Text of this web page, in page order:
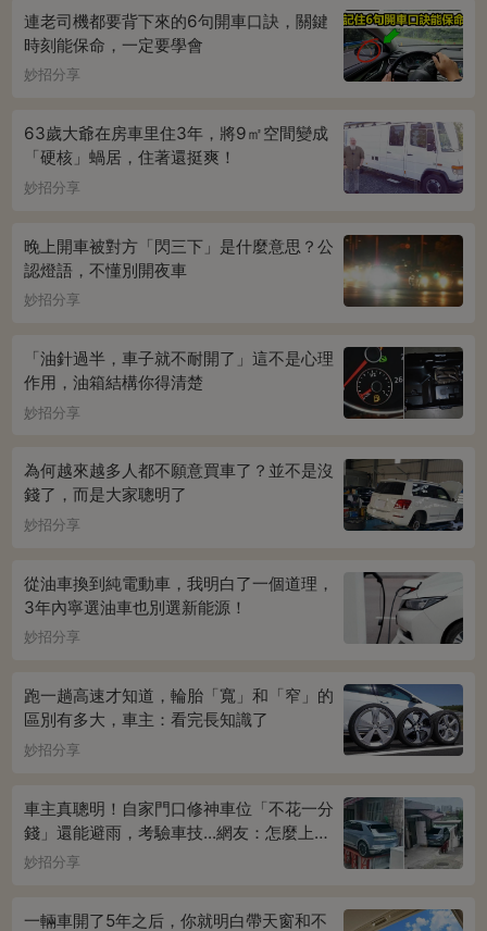
連老司機都要背下來的6句開車口訣，關鍵
時刻能保命，一定要學會
妙招分享
63歲大爺在房車里住3年，將9㎡空間變成
「硬核」蝸居，住著還挺爽！
妙招分享
晚上開車被對方「閃三下」是什麼意思？公
認燈語，不懂別開夜車
妙招分享
「油針過半，車子就不耐開了」這不是心理
作用，油箱結構你得清楚
妙招分享
為何越來越多人都不願意買車了？並不是沒
錢了，而是大家聰明了
妙招分享
從油車換到純電動車，我明白了一個道理，
3年內寧選油車也別選新能源！
妙招分享
跑一趟高速才知道，輪胎「寬」和「窄」的
區別有多大，車主：看完長知識了
妙招分享
車主真聰明！自家門口修神車位「不花一分
錢」還能避雨，考驗車技...網友：怎麼上下
車
妙招分享
一輛車開了5年之后，你就明白帶天窗和不